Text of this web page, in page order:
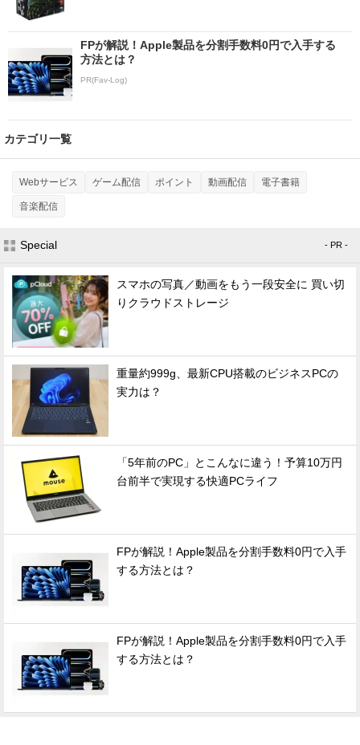
FPが解説！Apple製品を分割手数料0円で入手する
方法とは？
PR(Fav-Log)
カテゴリ一覧
Webサービス ゲーム配信 ポイント 動画配信 電子書籍
音楽配信
Special - PR -
スマホの写真／動画をもう一段安全に 買い切
りクラウドストレージ
重量約999g、最新CPU搭載のビジネスPCの
実力は？
「5年前のPC」とこんなに違う！予算10万円
台前半で実現する快適PCライフ
FPが解説！Apple製品を分割手数料0円で入手
する方法とは？
FPが解説！Apple製品を分割手数料0円で入手
する方法とは？